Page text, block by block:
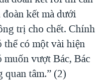
kết mà dưới
trị cho chết. Chính
thể có một vài hiện
vượt Bác, Bác
quan tâm.” (2)